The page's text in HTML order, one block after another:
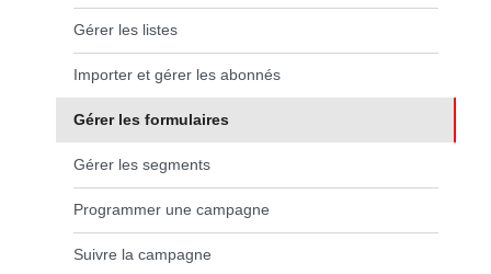
Gérer les listes
Importer et gérer les abonnés
Gérer les formulaires
Gérer les segments
Programmer une campagne
Suivre la campagne